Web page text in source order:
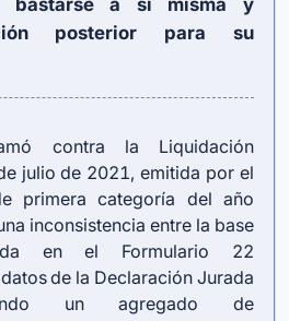
bastarse a sí misma y
posterior para su
contra la Liquidación
julio de 2021, emitida por el
primera categoría del año
inconsistencia entre la base
en el Formulario 22
de la Declaración Jurada
un agregado de